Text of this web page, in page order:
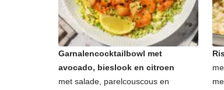
Garnalencocktailbowl met
avocado, bieslook en citroen
met salade, parelcouscous en